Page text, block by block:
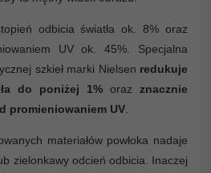
odbicia światła ok. 8% oraz
UV ok. 45%. Specjalna
szkieł marki Nielsen redukuje
do poniżej 1% oraz znacznie
promieniowaniem UV.
materiałów powłoka nadaje
zielonkawy odcień odbicia. Inaczej